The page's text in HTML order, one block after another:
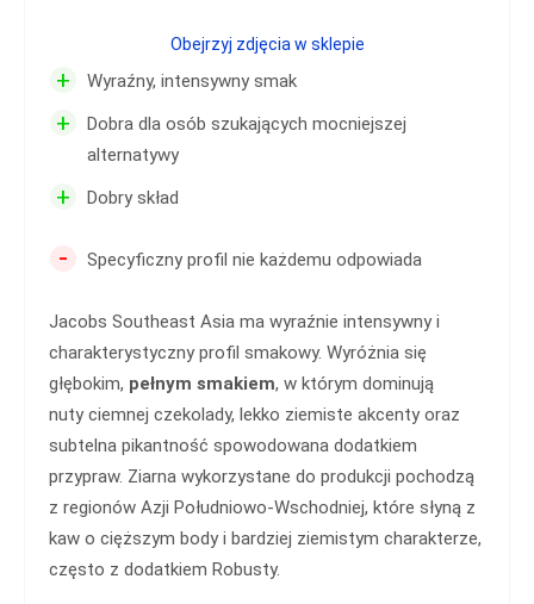
+ Wyraźny, intensywny smak
+
Dobra dla osób szukających mocniejszej
alternatywy
+ Dobry skład
- Specyficzny profil nie każdemu odpowiada
Jacobs Southeast Asia ma wyraźnie intensywny i
charakterystyczny profil smakowy. Wyróżnia się
głębokim, pełnym smakiem, w którym dominują
nuty ciemnej czekolady, lekko ziemiste akcenty oraz
subtelna pikantność spowodowana dodatkiem
przypraw. Ziarna wykorzystane do produkcji pochodzą
z regionów Azji Południowo-Wschodniej, które słyną z
kaw o cięższym body i bardziej ziemistym charakterze,
często z dodatkiem Robusty.
Obejrzyj zdjęcia w sklepie